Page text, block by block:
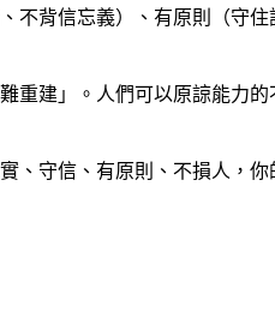
背信忘義）、有原則（守
建」。人們可以原諒能力
守信、有原則、不損人，